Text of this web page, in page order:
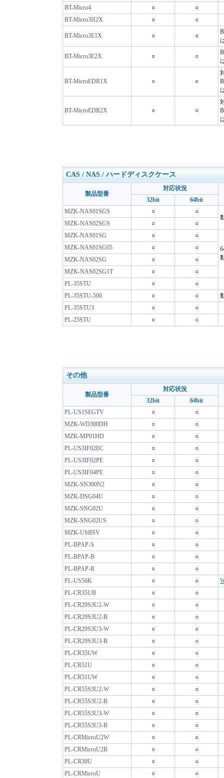
BT-Micro4
○
○
BT-Micro3H2X
○ ○
BT-Micro3E1X ○ ○
BT-Micro3E2X ○ ○
BT-MicroEDR1X ○ ○
BT-MicroEDR2X ○ ○
CAS / NAS / ハードディスクケース
製品型番
対応状況
32bit
64bit
MZK-NAS01SGS
○
○
MZK-NAS02SGS
○
○
MZK-NAS01SG
○
○
MZK-NAS01SG05 ○
○
MZK-NAS02SG
○
○
MZK-NAS02SG1T
○
○
PL-35STU
○
○
PL-35STU-500
○ ○
PL-35STU3
○
○
PL-25STU
○ ○
その他
製品型番
対応状況
32bit
64bit
PL-US1SEGTV
○
○
MZK-WD300DH
○
○
MZK-MP01HD
○
○
PL-US3IF02EC
○
○
PL-US3IF02PE
○
○
PL-US3IF04PE
○
○
MZK-SN300N2
○
○
MZK-DSG04U
○
○
MZK-SNG02U
○
○
MZK-SNG02US
○
○
MZK-USBSV
○
○
PL-BPAP-S
○
○
PL-BPAP-B
○
○
PL-BPAP-R
○
○
PL-US56K
○ ○
PL-CR35UB
○
○
PL-CR29S3U2-W
○
○
PL-CR29S3U2-B
○
○
PL-CR29S3U3-W
○
○
PL-CR29S3U3-B
○
○
PL-CR35UW
○
○
PL-CR51U
○
○
PL-CR51UW
○
○
PL-CR55S3U2-W
○
○
PL-CR55S3U2-B
○
○
PL-CR55S3U3-W
○
○
PL-CR55S3U3-B
○
○
PL-CRMicroU2W
○
○
PL-CRMicroU2B
○
○
PL-CR30U
○
○
PL-CRMicroU
○ ○